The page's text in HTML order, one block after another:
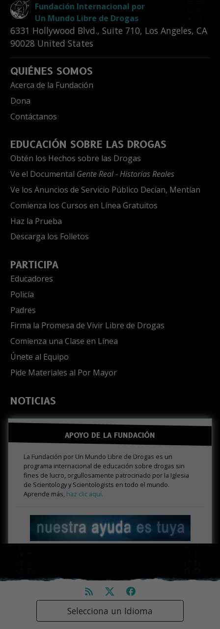
Fundación Internacional por
Un Mundo Libre de Drogas
6331 Hollywood Blvd., Suite 710, Los Angeles, CA
90028 United States
QUIÉNES SOMOS
Acerca de la Fundación
Dona
Contáctanos
EDUCACIÓN SOBRE LAS DROGAS
Obtén los Hechos sobre las Drogas
Ve el Documental Gente Real - Historias Reales
Ve los Anuncios de Servicio Público Decían, Mentían
Comienza los Cursos en Línea Gratuitos
Haz la Prueba
Descarga los Folletos
PARTICIPA
Educadores
Policía
Padres
Firma la Promesa de Vivir Libre de Drogas
Comienza una Clase en Línea
Únete al Equipo
Pide Materiales al Por Mayor
NOTICIAS
APOYO DE LA FUNDACIÓN
La Fundación por Un Mundo Libre de Drogas es un
programa internacional de educación sobre drogas sin
fines de lucro, orgullosamente patrocinado por la Iglesia
de Scientology y Scientologists en todo el mundo.
Aprende más, haz clic aquí.
Selecciona un Idioma